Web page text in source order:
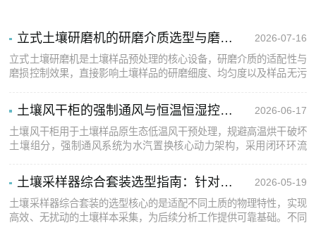
立式土壤研磨机的研磨介质选型与磨损控制方法
2026-07-16
立式土壤研磨机是土壤样品预处理的核心设备，研磨介质的适配性与
磨损控制效果，直接影响土壤样品的研磨细度、均匀度以及样品无污
土壤材质、研磨工艺、实验洁净要求综合考量，同时通过系统化的
磨...土壤风干柜的强制通风与恒温恒湿控制原理
2026-06-17
土壤风干柜用于土壤样品原生态低温风干预处理，规避高温烘干破坏
土壤组分，强制通风系统为水汽置换核心动力架构，采用闭环环流
匀速环流，贴合分层样品托架构建层间均匀气流场，横向吹扫土壤样
品...土壤采样器综合套装选型指南：针对不同土质的工具组合策略
2026-05-19
土壤采样器综合套装的选型核心的是适配不同土质的物理特性，实现
高效、无扰动的土壤样本采集，为后续分析工作提供可靠基础。不同